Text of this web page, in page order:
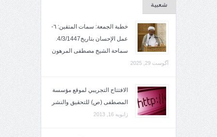
شعبية
خطبة الجمعة: سمات المتقين: ٦-
عمل الإحسان بتاريخ4/3/1447.
سماحة الشيخ مصطفى المرهون
آگوست 29, 2025
الافتتاح التجريبي لموقع مؤسسة
المصطفى (ص) للتحقيق والنشر
ژانویه 16, 2013